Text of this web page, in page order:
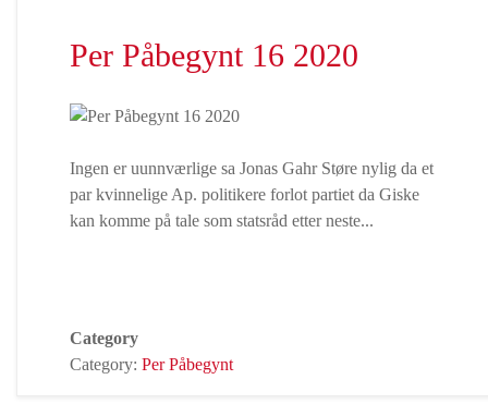
Per Påbegynt 16 2020
Ingen er uunnværlige sa Jonas Gahr Støre nylig da et
par kvinnelige Ap. politikere forlot partiet da Giske
kan komme på tale som statsråd etter neste...
Category
Category: Per Påbegynt